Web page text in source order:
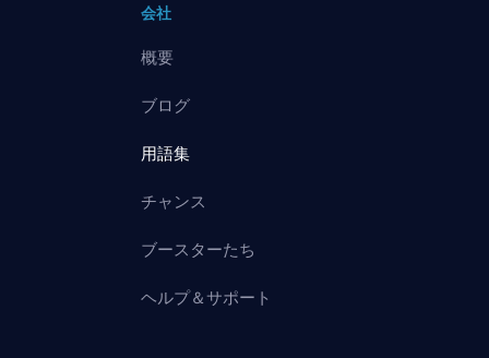
会社
概要
ブログ
用語集
チャンス
ブースターたち
ヘルプ＆サポート